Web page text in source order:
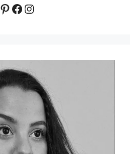
Pinterest
Facebook
Instagram